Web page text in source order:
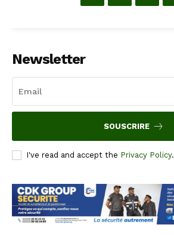
Newsletter
SOUSCRIRE
I've read and accept the Privacy Policy.